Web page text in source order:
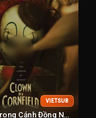
VIETSUB
Chú Hề Trong Cánh Đồng Ngô